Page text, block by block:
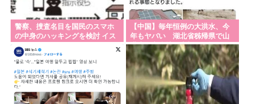
警察、捜査名目を国民のスマホ
の中身のハッキングを検討 イス
ラエルのペガサスのようなスパ
イウェアを使用か
【中国】毎年恒例の大洪水、今
年もヤバい 湖北省秭帰県で山
洪水が市街地を直撃、工場浸
水・車両が次々流さ